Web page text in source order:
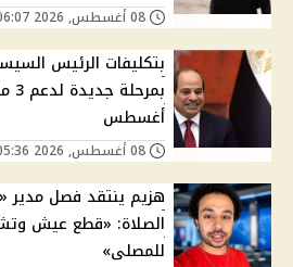
بتكليفات الرئيس
أغسطس
هزيم ينتقد فصل مدير
الصلاة: «قطع عيش
للمصلى»